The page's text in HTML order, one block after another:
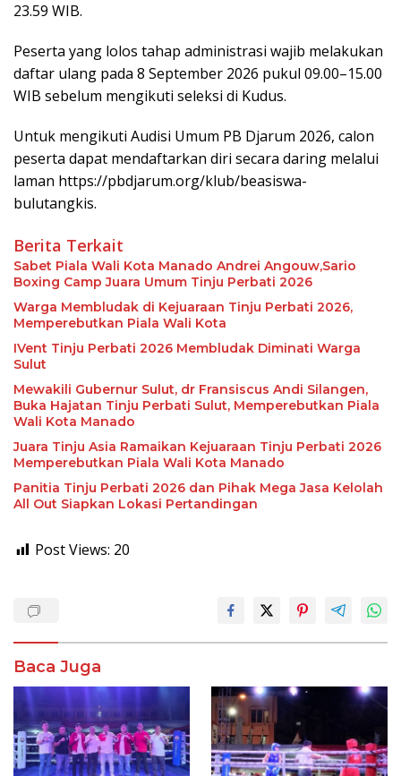
23.59 WIB.
Peserta yang lolos tahap administrasi wajib melakukan
daftar ulang pada 8 September 2026 pukul 09.00–15.00
WIB sebelum mengikuti seleksi di Kudus.
Untuk mengikuti Audisi Umum PB Djarum 2026, calon
peserta dapat mendaftarkan diri secara daring melalui
laman https://pbdjarum.org/klub/beasiswa-
bulutangkis.
Berita Terkait
Sabet Piala Wali Kota Manado Andrei Angouw,Sario
Boxing Camp Juara Umum Tinju Perbati 2026
Warga Membludak di Kejuaraan Tinju Perbati 2026,
Memperebutkan Piala Wali Kota
IVent Tinju Perbati 2026 Membludak Diminati Warga
Sulut
Mewakili Gubernur Sulut, dr Fransiscus Andi Silangen,
Buka Hajatan Tinju Perbati Sulut, Memperebutkan Piala
Wali Kota Manado
Juara Tinju Asia Ramaikan Kejuaraan Tinju Perbati 2026
Memperebutkan Piala Wali Kota Manado
Panitia Tinju Perbati 2026 dan Pihak Mega Jasa Kelolah
All Out Siapkan Lokasi Pertandingan
Post Views: 20
Baca Juga